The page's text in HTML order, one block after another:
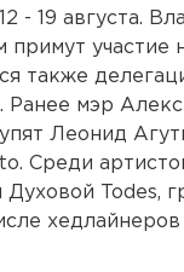
- 19 августа.
примут участие
также
Ранее мэр
Леонид
Среди
Todes,
хедлайнеров